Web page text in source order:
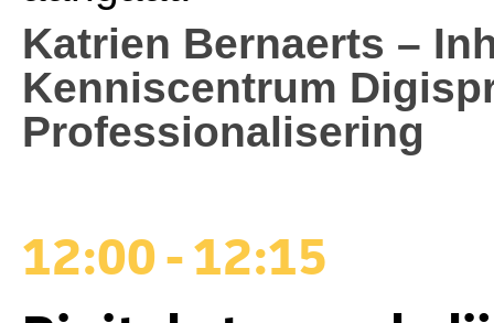
Katrien Bernaerts –
Kenniscentrum
Professionalisering
12:00 - 12:15